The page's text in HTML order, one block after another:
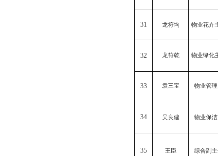
31 龙符均 物业花卉
32 龙符乾 物业绿化
33 袁三宝 物业管
34 吴良建 物业保
35 王臣 综合副